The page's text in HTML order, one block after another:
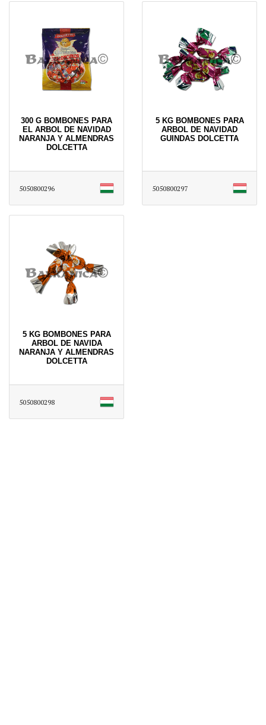
300 G BOMBONES PARA
EL ARBOL DE NAVIDAD
NARANJA Y ALMENDRAS
DOLCETTA
5050800296
5 KG BOMBONES PARA
ARBOL DE NAVIDAD
GUINDAS DOLCETTA
5050800297
5 KG BOMBONES PARA
ARBOL DE NAVIDA
NARANJA Y ALMENDRAS
DOLCETTA
5050800298